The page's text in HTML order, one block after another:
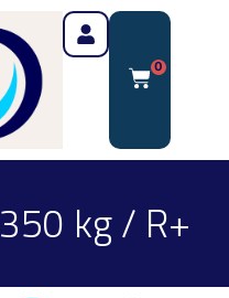
0
kg / R+